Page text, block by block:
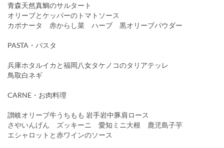
青森天然真鯛のサルタート
オリーブとケッパーのトマトソース
カポナータ 赤からし菜 ハーブ 黒オリーブパウダー
PASTA・パスタ
兵庫ホタルイカと福岡八女タケノコのタリアテッレ
鳥取白ネギ
CARNE・お肉料理
讃岐オリーブ牛うちもも 岩手岩中豚肩ロース
さやいんげん ズッキーニ 愛知ミニ大根 鹿児島子芋
エシャロットと赤ワインのソース